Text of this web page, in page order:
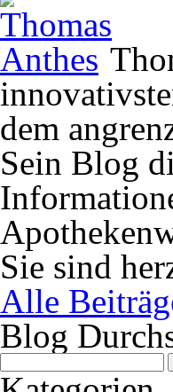
dem
Sein Blog
Sie sind
Alle
Blog
Suchen
nach: